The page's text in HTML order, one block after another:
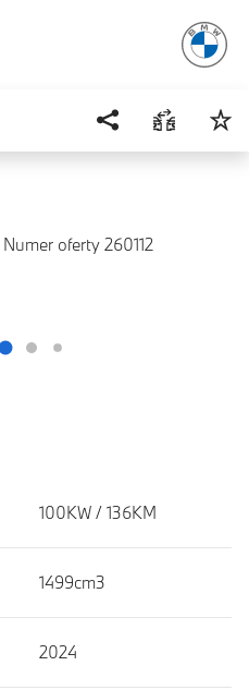
Numer oferty 260112
100KW / 136KM
1499cm3
2024